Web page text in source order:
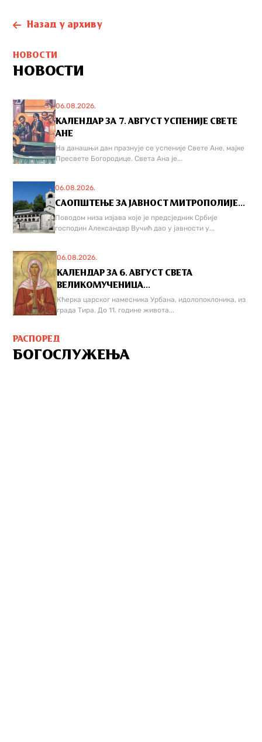
Назад у архиву
НОВОСТИ
НОВОСТИ
06.08.2026.
КАЛЕНДАР ЗА 7. АВГУСТ УСПЕНИЈЕ СВЕТЕ
АНЕ
На данашњи дан празнује се успеније Свете Ане, мајке
Пресвете Богородице. Света Ана је...
06.08.2026.
САОПШТЕЊЕ ЗА ЈАВНОСТ МИТРОПОЛИЈЕ...
Поводом низа изјава које је предсједник Србије
господин Александар Вучић дао у јавности у...
06.08.2026.
КАЛЕНДАР ЗА 6. АВГУСТ СВЕТА
ВЕЛИКОМУЧЕНИЦА...
Кћерка царског намесника Урбана, идолопоклоника, из
града Тира. До 11. године живота...
РАСПОРЕД
БОГОСЛУЖЕЊА